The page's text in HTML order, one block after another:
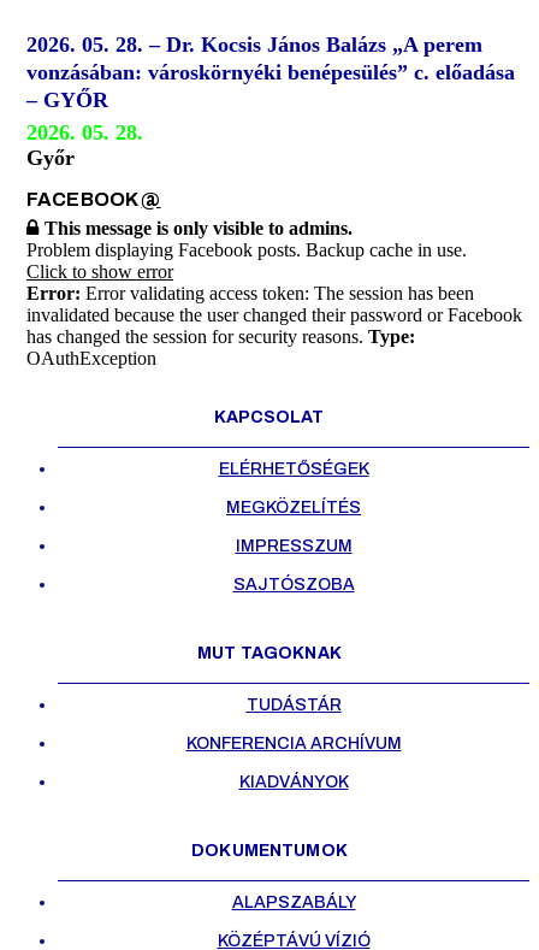
2026. 05. 28. – Dr. Kocsis János Balázs „A perem
vonzásában: városkörnyéki benépesülés” c. előadása
– GYŐR
2026. 05. 28.
Győr
FACEBOOK@
This message is only visible to admins.
Problem displaying Facebook posts. Backup cache in use.
Click to show error
Error: Error validating access token: The session has been
invalidated because the user changed their password or Facebook
has changed the session for security reasons. Type:
OAuthException
KAPCSOLAT
ELÉRHETŐSÉGEK
MEGKÖZELÍTÉS
IMPRESSZUM
SAJTÓSZOBA
MUT TAGOKNAK
TUDÁSTÁR
KONFERENCIA ARCHÍVUM
KIADVÁNYOK
DOKUMENTUMOK
ALAPSZABÁLY
KÖZÉPTÁVÚ VÍZIÓ